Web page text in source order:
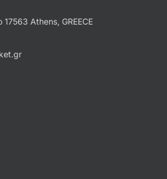
Athens, GREECE